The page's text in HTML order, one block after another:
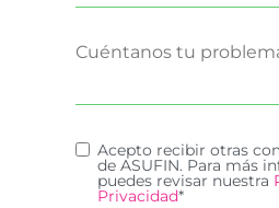
Acepto recibir otras
de ASUFIN. Para más
puedes revisar nuestra
Privacidad*